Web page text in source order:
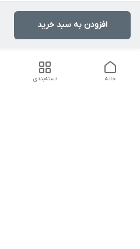
افزودن به سبد خرید
دسته‌بندی خانه